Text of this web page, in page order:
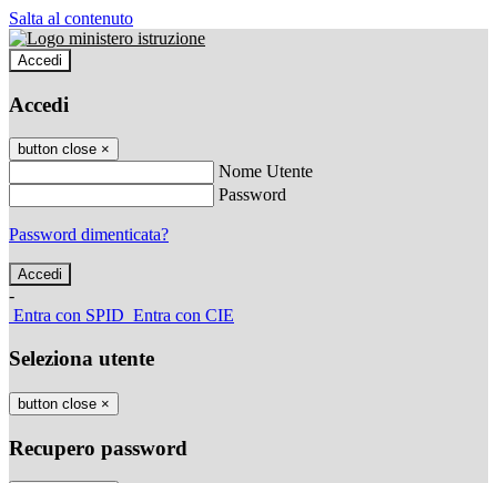
Salta al contenuto
Accedi
Accedi
button close ×
Nome Utente
Password
Password dimenticata?
-
Entra con SPID Entra con CIE
Seleziona utente
button close ×
Recupero password